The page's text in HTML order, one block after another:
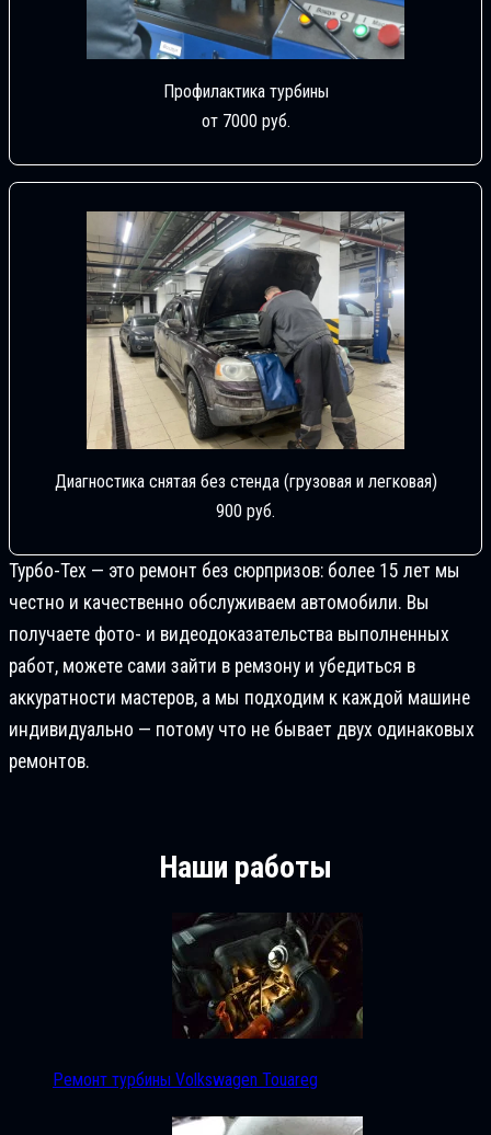
Профилактика турбины
от 7000 руб.
Диагностика снятая без стенда (грузовая и легковая)
900 руб.
Турбо-Тех — это ремонт без сюрпризов: более 15 лет мы
честно и качественно обслуживаем автомобили. Вы
получаете фото- и видеодоказательства выполненных
работ, можете сами зайти в ремзону и убедиться в
аккуратности мастеров, а мы подходим к каждой машине
индивидуально — потому что не бывает двух одинаковых
ремонтов.
Наши работы
Ремонт турбины Volkswagen Touareg